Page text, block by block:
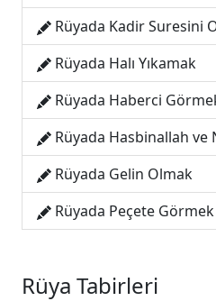
Rüyada Kadir Suresini
Rüyada Halı Yıkamak
Rüyada Haberci
Rüyada Hasbinallah ve
Rüyada Gelin Olmak
Rüyada Peçete Görmek
Rüya Tabirleri